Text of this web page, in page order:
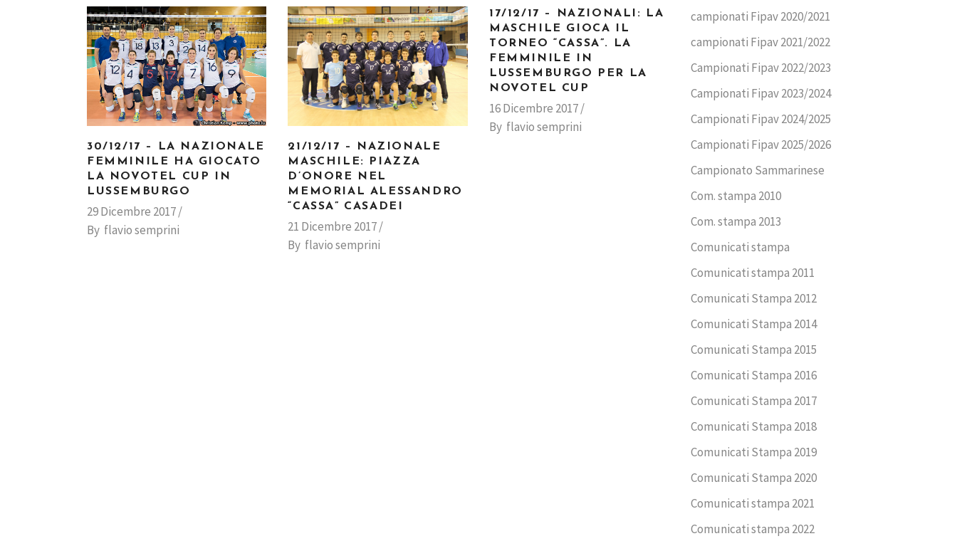
30/12/17 – LA NAZIONALE
FEMMINILE HA GIOCATO
LA NOVOTEL CUP IN
LUSSEMBURGO
29 Dicembre 2017
By flavio semprini
21/12/17 – NAZIONALE
MASCHILE: PIAZZA
D’ONORE NEL
MEMORIAL ALESSANDRO
“CASSA” CASADEI
21 Dicembre 2017
By flavio semprini
17/12/17 – NAZIONALI: LA
MASCHILE GIOCA IL
TORNEO “CASSA”. LA
FEMMINILE IN
LUSSEMBURGO PER LA
NOVOTEL CUP
16 Dicembre 2017
By flavio semprini
campionati Fipav 2020/2021
campionati Fipav 2021/2022
Campionati Fipav 2022/2023
Campionati Fipav 2023/2024
Campionati Fipav 2024/2025
Campionati Fipav 2025/2026
Campionato Sammarinese
Com. stampa 2010
Com. stampa 2013
Comunicati stampa
Comunicati stampa 2011
Comunicati Stampa 2012
Comunicati Stampa 2014
Comunicati Stampa 2015
Comunicati Stampa 2016
Comunicati Stampa 2017
Comunicati Stampa 2018
Comunicati Stampa 2019
Comunicati Stampa 2020
Comunicati stampa 2021
Comunicati stampa 2022